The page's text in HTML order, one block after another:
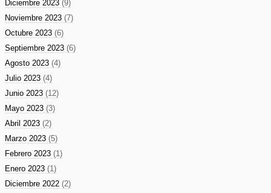
Diciembre 2023 (9)
Noviembre 2023 (7)
Octubre 2023 (6)
Septiembre 2023 (6)
Agosto 2023 (4)
Julio 2023 (4)
Junio 2023 (12)
Mayo 2023 (3)
Abril 2023 (2)
Marzo 2023 (5)
Febrero 2023 (1)
Enero 2023 (1)
Diciembre 2022 (2)